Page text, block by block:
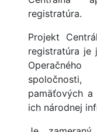
registratúra.
Projekt
registratúra je
pamäťových
ich národnej